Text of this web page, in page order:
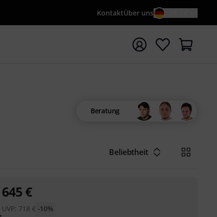
KontaktÜber uns
mit Suchwort {searchTerm} starten
Beratung
Beliebtheit
645€
UVP: 718 € -10%